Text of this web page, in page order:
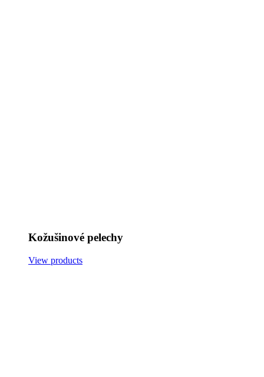
Kožušinové pelechy
View products